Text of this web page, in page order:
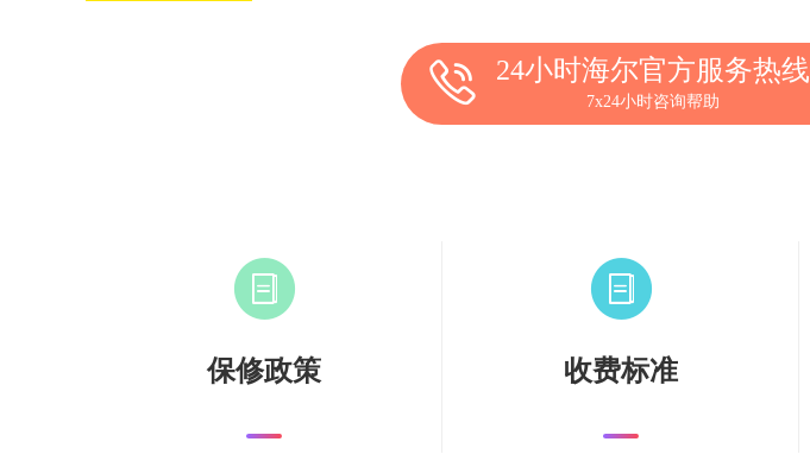
24小时海尔官方服务热线
7x24小时咨询帮助
保修政策 收费标准